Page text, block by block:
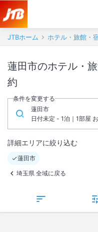
JTBホーム ホテル・旅館・
蓮田市のホテル・
約
条件を変更する
蓮田市
日付未定 - 1泊｜1部屋
詳細エリアに絞り込む
蓮田市
埼玉県 全域に戻る